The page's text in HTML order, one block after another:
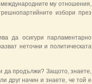
му отношения,
избори през
да осигури парламентарно
неточни и политическата
да продължи? Защото, знаете,
друг начин и знаете, че той е